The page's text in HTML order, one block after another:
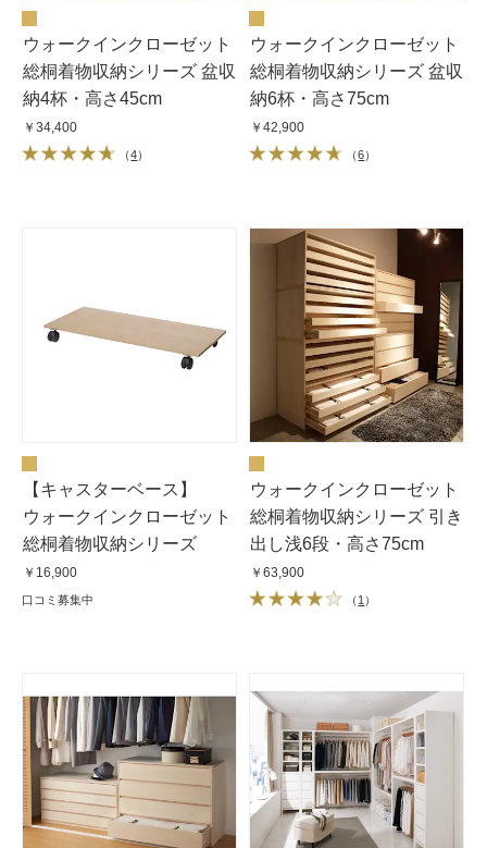
ウォークインクローゼット
総桐着物収納シリーズ 盆収
納4杯・高さ45cm
￥34,400
（4）
ウォークインクローゼット
総桐着物収納シリーズ 盆収
納6杯・高さ75cm
￥42,900
（6）
【キャスターベース】
ウォークインクローゼット
総桐着物収納シリーズ
￥16,900
口コミ募集中
ウォークインクローゼット
総桐着物収納シリーズ 引き
出し浅6段・高さ75cm
￥63,900
（ 1 ）